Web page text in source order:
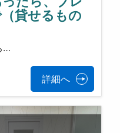
貸せるもの
…
詳細へ